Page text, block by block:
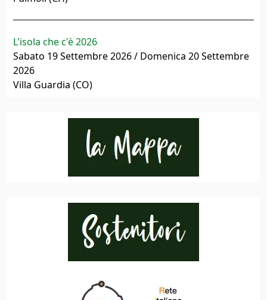
L'isola che c'è 2026
Sabato 19 Settembre 2026 / Domenica 20 Settembre
2026
Villa Guardia (CO)